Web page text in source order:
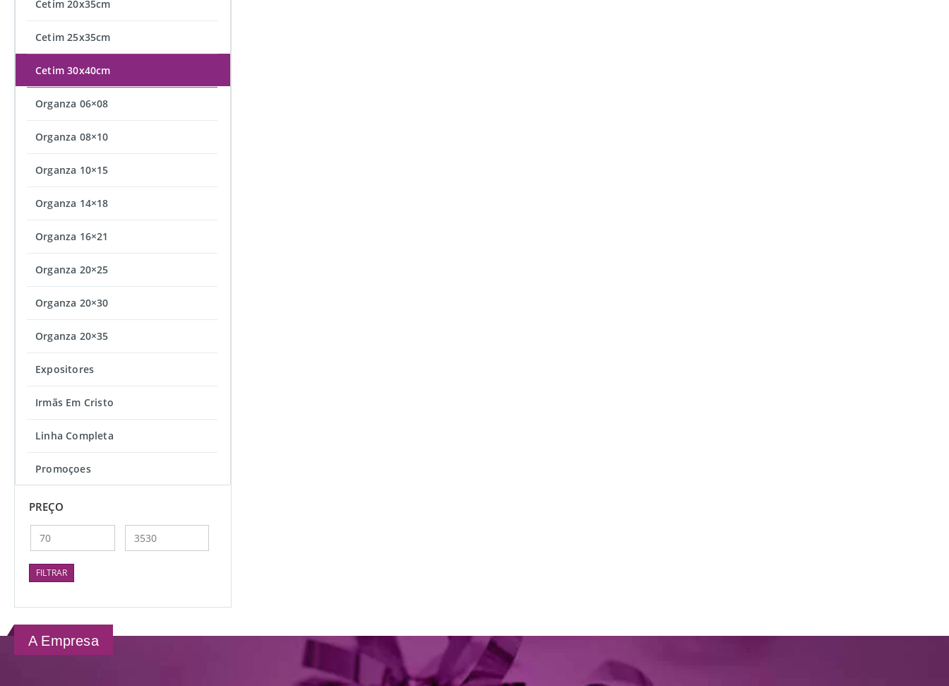
Cetim 20x35cm
Cetim 25x35cm
Cetim 30x40cm
Organza 06×08
Organza 08×10
Organza 10×15
Organza 14×18
Organza 16×21
Organza 20×25
Organza 20×30
Organza 20×35
Expositores
Irmãs Em Cristo
Linha Completa
Promoçoes
PREÇO
Preço
mínimo
Preço
máximo
FILTRAR
A Empresa